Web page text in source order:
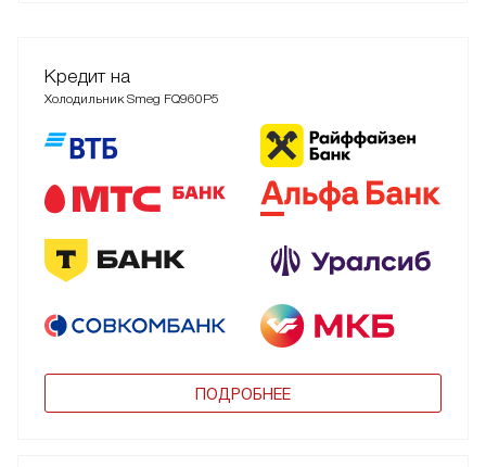
Кредит на
Холодильник Smeg FQ960P5
ПОДРОБНЕЕ